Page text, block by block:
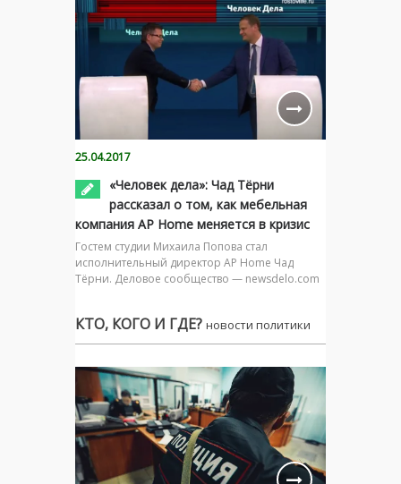
25.04.2017
«Человек дела»: Чад Тёрни
рассказал о том, как мебельная
компания AP Home меняется в кризис
Гостем студии Михаила Попова стал
исполнительный директор AP Home Чад
Тёрни. Деловое сообщество — newsdelo.com
КТО, КОГО И ГДЕ? новости политики